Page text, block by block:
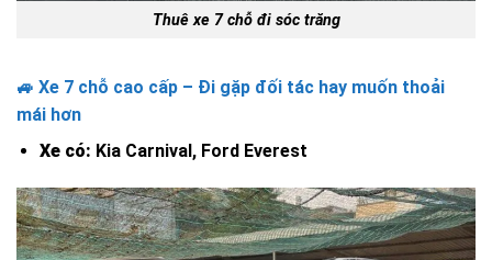
Thuê xe 7 chỗ đi sóc trăng
🚙 Xe 7 chỗ cao cấp – Đi gặp đối tác hay muốn thoải
mái hơn
Xe có: Kia Carnival, Ford Everest